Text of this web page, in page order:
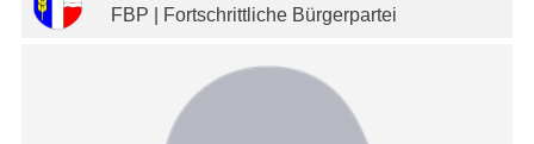
FBP | Fortschrittliche Bürgerpartei